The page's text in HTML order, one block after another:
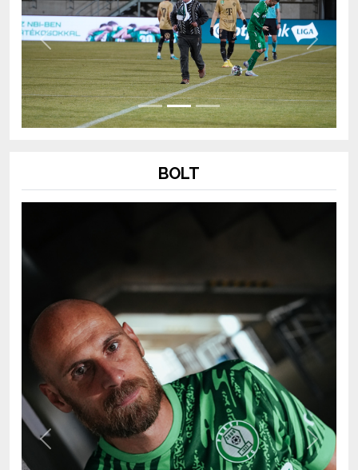
Previous Next
BOLT
Previous Next